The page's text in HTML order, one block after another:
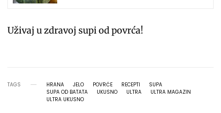
Uživaj u zdravoj supi od povrća!
TAGS HRANA JELO POVRĆE RECEPTI
SUPA
SUPA OD BATATA
UKUSNO ULTRA
ULTRA MAGAZIN
ULTRA UKUSNO